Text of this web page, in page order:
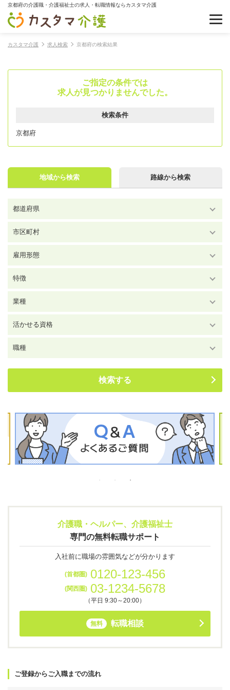
京都府の介護職・介護福祉士の求人・転職情報ならカスタマ介護
カスタマ介護 求人検索 京都府の検索結果
ご指定の条件では
求人が見つかりませんでした。
検索条件
京都府
地域から検索 路線から検索
都道府県
市区町村
雇用形態
特徴
業種
活かせる資格
職種
介護職・ヘルパー、介護福祉士
専門の無料転職サポート
入社前に職場の雰囲気などが分かります
(首都圏) 0120-123-456
(関西圏) 03-1234-5678
（平日 9:30～20:00）
無料 転職相談
ご登録からご入職までの流れ